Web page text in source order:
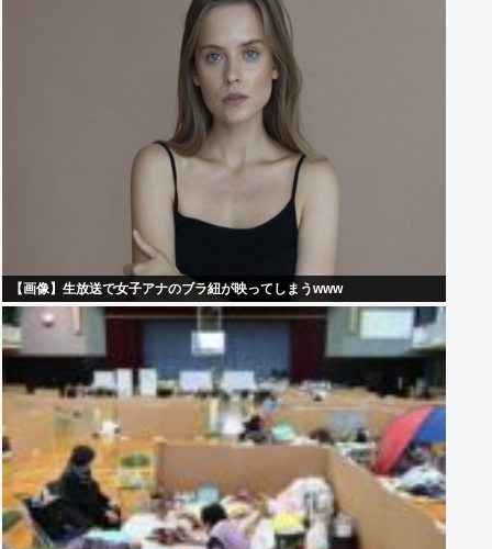
【画像】生放送で女子アナのブラ紐が映ってしまうwww